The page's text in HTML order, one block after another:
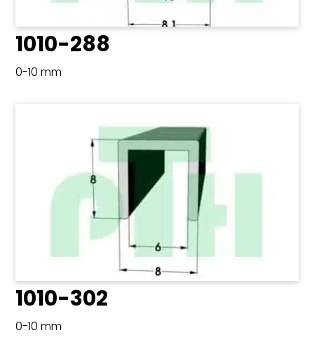
1010-288
0-10 mm
1010-302
0-10 mm